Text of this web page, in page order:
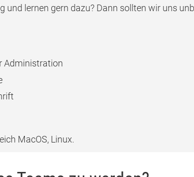
und lernen gern dazu? Dann sollten wir uns
Administration
MacOS, Linux.